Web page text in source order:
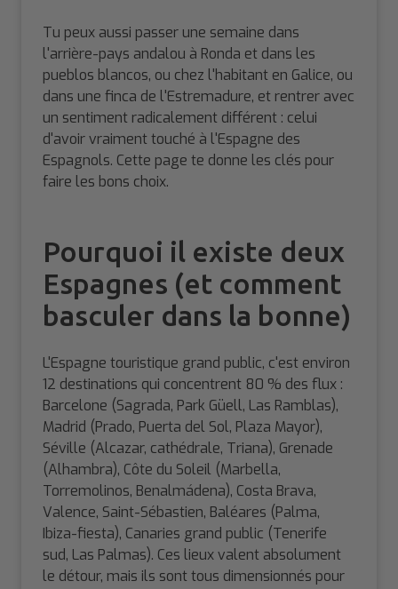
Tu peux aussi passer une semaine dans
l'arrière-pays andalou à Ronda et dans les
pueblos blancos, ou chez l'habitant en Galice, ou
dans une finca de l'Estremadure, et rentrer avec
un sentiment radicalement différent : celui
d'avoir vraiment touché à l'Espagne des
Espagnols. Cette page te donne les clés pour
faire les bons choix.
Pourquoi il existe deux
Espagnes (et comment
basculer dans la bonne)
L'Espagne touristique grand public, c'est environ
12 destinations qui concentrent 80 % des flux :
Barcelone (Sagrada, Park Güell, Las Ramblas),
Madrid (Prado, Puerta del Sol, Plaza Mayor),
Séville (Alcazar, cathédrale, Triana), Grenade
(Alhambra), Côte du Soleil (Marbella,
Torremolinos, Benalmádena), Costa Brava,
Valence, Saint-Sébastien, Baléares (Palma,
Ibiza-fiesta), Canaries grand public (Tenerife
sud, Las Palmas). Ces lieux valent absolument
le détour, mais ils sont tous dimensionnés pour